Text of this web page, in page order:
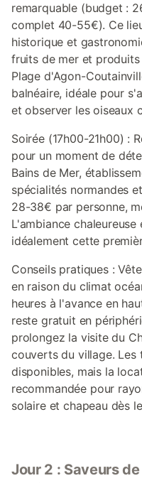
remarquable (budget :
complet 40-55€). Ce
historique et
fruits de mer et
Plage d'Agon-
balnéaire, idéale pour
et observer les oiseaux
Soirée (17h00-21h00) :
pour un moment de
Bains de Mer,
spécialités normandes
28-38€ par personne,
L'ambiance
idéalement cette
Conseils pratiques :
en raison du climat
heures à l'avance en
reste gratuit en
prolongez la visite du
couverts du village.
disponibles, mais la
recommandée pour
solaire et chapeau dès
Jour 2 : Saveurs